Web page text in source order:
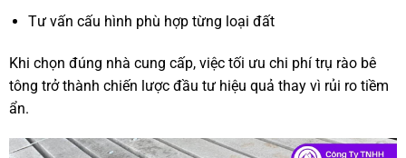
Tư vấn cấu hình phù hợp từng loại đất
Khi chọn đúng nhà cung cấp, việc tối ưu chi phí trụ rào bê
tông trở thành chiến lược đầu tư hiệu quả thay vì rủi ro tiềm
ẩn.